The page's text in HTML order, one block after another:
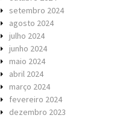
setembro 2024
agosto 2024
julho 2024
junho 2024
maio 2024
abril 2024
março 2024
fevereiro 2024
dezembro 2023